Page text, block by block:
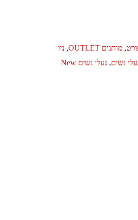
, מותגים OUTLET , ניו
נשים,
נעלי נשים New